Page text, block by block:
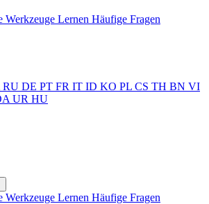
Werkzeuge Lernen Häufige Fragen
RU DE PT FR IT ID KO PL CS TH BN VI
UR HU
Werkzeuge Lernen Häufige Fragen